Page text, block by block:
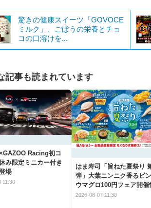
驚きの健康スイーツ「GOVOCE
ミルク」、ごぼうの栄養とチョ
コの口溶けを...
記事も読まれています
Racing初コ
み限定ミニカー付き
場
11:30
はま寿司「旨ねた夏祭り
弾」大葉ニンニク香るビ
ウマグロ100円フェア開催
2026-08-07 11:30